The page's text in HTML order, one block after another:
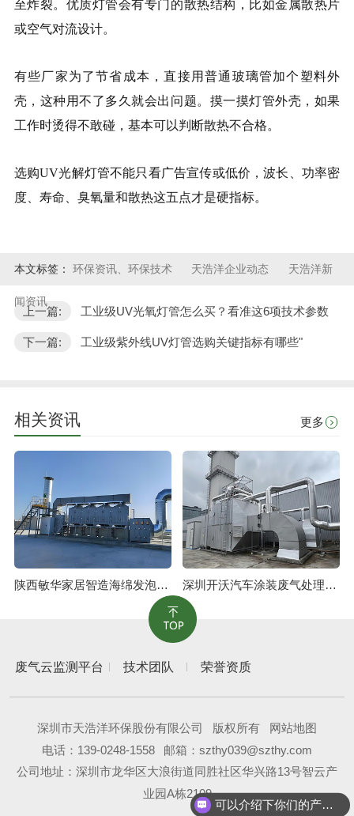
至炸裂。优质灯管会有专门的散热结构，比如金属散热片
或空气对流设计。
有些厂家为了节省成本，直接用普通玻璃管加个塑料外
壳，这种用不了多久就会出问题。摸一摸灯管外壳，如果
工作时烫得不敢碰，基本可以判断散热不合格。
选购UV光解灯管不能只看广告宣传或低价，波长、功率密
度、寿命、臭氧量和散热这五点才是硬指标。
本文标签： 环保资讯、环保技术 天浩洋企业动态 天浩洋新
闻资讯
上一篇: 工业级UV光氧灯管怎么买？看准这6项技术参数
下一篇: 工业级紫外线UV灯管选购关键指标有哪些"
相关资讯 更多
陕西敏华家居智造海绵发泡废气治理工程 深圳开沃汽车涂装废气处理工程
废气云监测平台 技术团队 荣誉资质
深圳市天浩洋环保股份有限公司 版权所有
网站地图
电话： 139-0248-1558
邮箱：szthy039@szthy.com
公司地址：深圳市龙华区大浪街道同胜社区华兴路13号智云产
业园A栋2109
可以介绍下你们的产品么？